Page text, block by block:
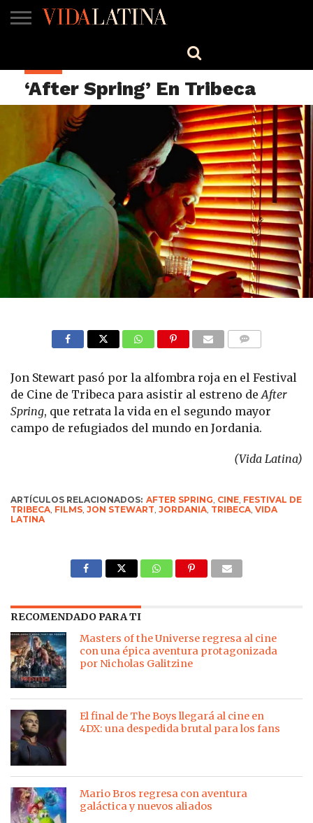
TV
‘After Spring’ En Tribeca
Jon Stewart pasó por la alfombra roja en el Festival
de Cine de Tribeca para asistir al estreno deAfter
Spring, que retrata la vida en el segundo mayor
campo de refugiados del mundo en Jordania.
(Vida Latina)
ARTÍCULOS RELACIONADOS: AFTER SPRING CINE FESTIVAL DE
TRIBECA FILMS ,JON STEWART ,JORDANIA TRIBECA ,VIDA
LATINA
RECOMENDADO PARA TI
Masters of the Universe regresa al cine
con una épica aventura protagonizada
por Nicholas Galitzine
El final de The Boys llegará al cine en
4DX: una despedida brutal para los fans
Mario Bros regresa con aventura
galáctica y nuevos aliados